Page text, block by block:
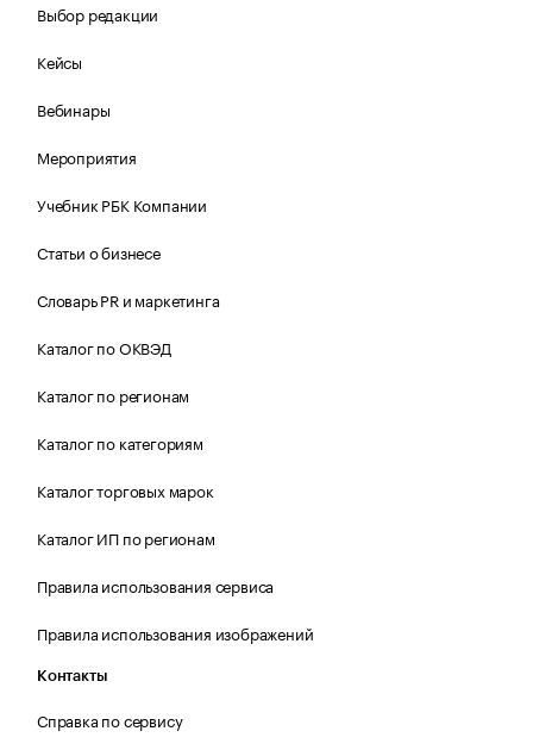
Выбор редакции
Кейсы
Вебинары
Мероприятия
Учебник РБК Компании
Статьи о бизнесе
Словарь PR и маркетинга
Каталог по ОКВЭД
Каталог по регионам
Каталог по категориям
Каталог торговых марок
Каталог ИП по регионам
Правила использования сервиса
Правила использования изображений
Контакты
Справка по сервису